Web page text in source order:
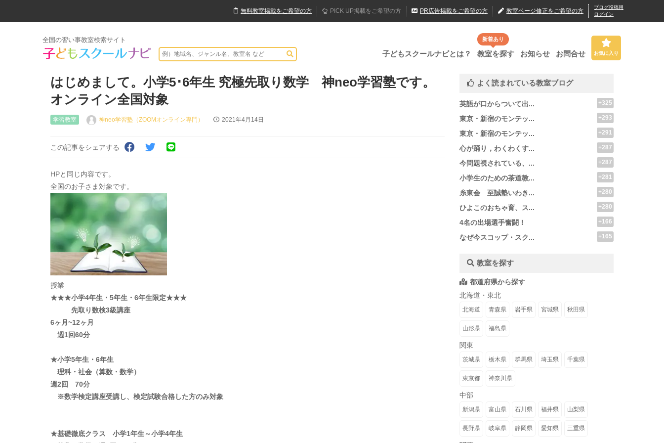
無料教室掲載をご希望の方 PICK UP掲載をご希望の方 PR広告掲載をご希望の方 教室ページ修正をご希望の方
ブログ投稿用
ログイン
全国の習い事教室検索サイト
子どもスクールナビとは？
新着あり
教室を探す お知らせ お問合せ お気に入り
はじめまして。小学5･6年生 究極先取り数学 神neo学習塾です。
オンライン全国対象
学習教室 神neo学習塾（ZOOMオンライン専門） 2021年4月14日
この記事をシェアする
HPと同じ内容です。
全国のお子さま対象です。
授業
★★★小学4年生・5年生・6年生限定★★★
先取り数検3級講座
6ヶ月~12ヶ月
週1回60分
★小学5年生・6年生
理科・社会（算数・数学）
週2回 70分
※数学検定講座受講し、検定試験合格した方のみ対象
★基礎徹底クラス 小学1年生～小学4年生
よく読まれている教室ブログ
英語が口からついて出... +325
東京・新宿のモンテッ... +293
東京・新宿のモンテッ... +291
心が踊り，わくわくす... +287
今問題視されている、... +287
小学生のための茶道教... +281
糸東会 至誠塾いわき... +280
ひよこのおちゃ育、ス... +280
4名の出場選手奮闘！ +166
なぜ今スコップ・スク... +165
教室を探す
都道府県から探す
北海道・東北
北海道 青森県 岩手県 宮城県 秋田県
山形県 福島県
関東
茨城県 栃木県 群馬県 埼玉県 千葉県
東京都 神奈川県
中部
新潟県 富山県 石川県 福井県 山梨県
長野県 岐阜県 静岡県 愛知県 三重県